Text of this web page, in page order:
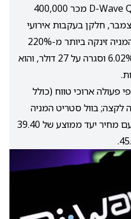
סמנכ"ל הכספים של D-Wave Quantum מכר 400,000
חלקן בעקבות אירועי
אופציות ותשלומי מס, לאחר שהמניה זינקה ביותר מ-220%
מתחילת 2025; המניה ירדה ב-6.02% וסגרה על 27 דולר, והוא
פעולה ארוכי טווח (כולל
לקצה; בוול סטריט המניה
מדורגת בקונצנזוס קנייה חזקה עם מחיר יעד ממוצע של 39.40